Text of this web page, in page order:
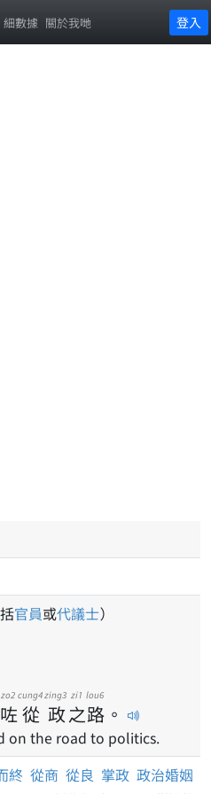
細數據 關於我哋 登入
官員或代議士）
咗
zo2
從
cung4
政
zing3
之
zi1
路
lou6
。
on the road to politics.
終 從商 從良 掌政 政治婚姻